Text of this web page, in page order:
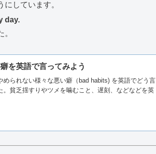
しています。
day.
を英語で言ってみよう
められない様々な悪い癖（bad habits) を英語でどう言
。貧乏揺すりやツメを噛むこと、遅刻、などなどを英